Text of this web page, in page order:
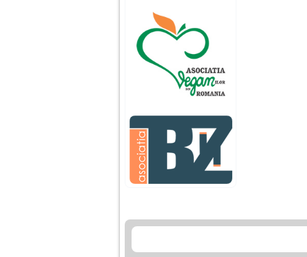
ani, privind in urma
realizez cat de multe
greseli am facut in
educatia si cresterea
ei, am fost o mama
egoista, preocupata
de implinirea
profesionala, cand ea
era mica am neglijat-
agresiva, orice
greseala era taxata cu
o palma sau pedepse.
De 4 ani am o relatie
serioasa cu un barbat
sa se manifeste o